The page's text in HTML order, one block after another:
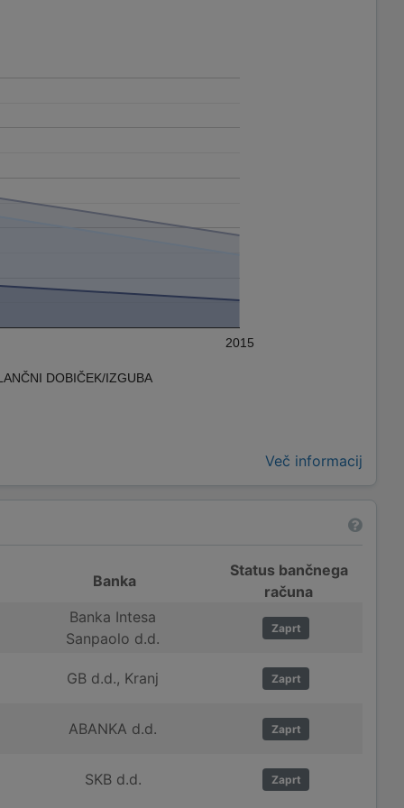
DOBIČEK/IZGUBA
2015
Več informacij
Banka
Status bančnega
računa
Banka Intesa
Sanpaolo d.d.
Zaprt
GB d.d., Kranj Zaprt
ABANKA d.d. Zaprt
SKB d.d. Zaprt